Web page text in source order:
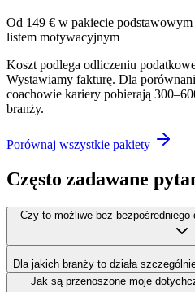
Od 149 € w pakiecie
listem motywacyjnym
Koszt podlega odliczeniu
Wystawiamy fakturę. Dla
coachowie kariery pobierają
branży.
Porównaj wszystkie pakiety
Często zadawane
Czy to możliwe bez
Dla jakich branży to działa
Jak są przenoszone moje